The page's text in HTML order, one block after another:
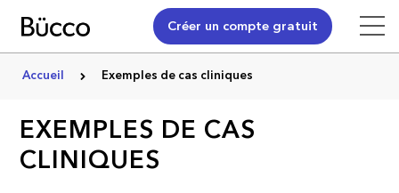
Créer un compte gratuit
Accueil Exemples de cas cliniques
EXEMPLES DE CAS
CLINIQUES